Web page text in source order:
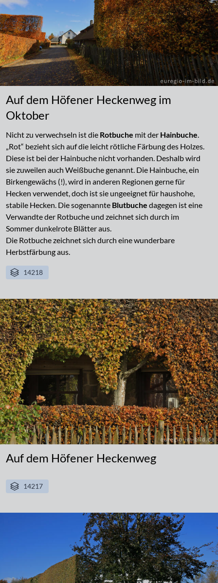
Auf dem Höfener Heckenweg im
Oktober
Nicht zu verwechseln ist die Rotbuche mit der Hainbuche.
„Rot“ bezieht sich auf die leicht rötliche Färbung des Holzes.
Diese ist bei der Hainbuche nicht vorhanden. Deshalb wird
sie zuweilen auch Weißbuche genannt. Die Hainbuche, ein
Birkengewächs (!), wird in anderen Regionen gerne für
Hecken verwendet, doch ist sie ungeeignet für haushohe,
stabile Hecken. Die sogenannte Blutbuche dagegen ist eine
Verwandte der Rotbuche und zeichnet sich durch im
Sommer dunkelrote Blätter aus.
Die Rotbuche zeichnet sich durch eine wunderbare
Herbstfärbung aus.
14218
Auf dem Höfener Heckenweg
14217